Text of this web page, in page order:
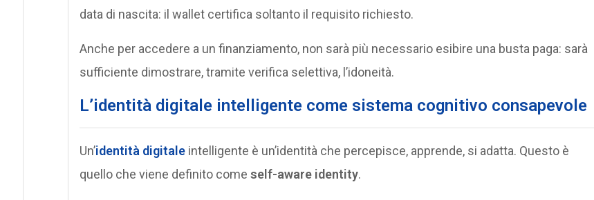
data di nascita: il wallet certifica soltanto il requisito richiesto.
Anche per accedere a un finanziamento, non sarà più necessario esibire una busta paga: sarà
sufficiente dimostrare, tramite verifica selettiva, l’idoneità.
L’identità digitale intelligente come sistema cognitivo consapevole
Un’identità digitaleintelligente è un’identità che percepisce, apprende, si adatta. Questo è
quello che viene definito come self-aware identity.